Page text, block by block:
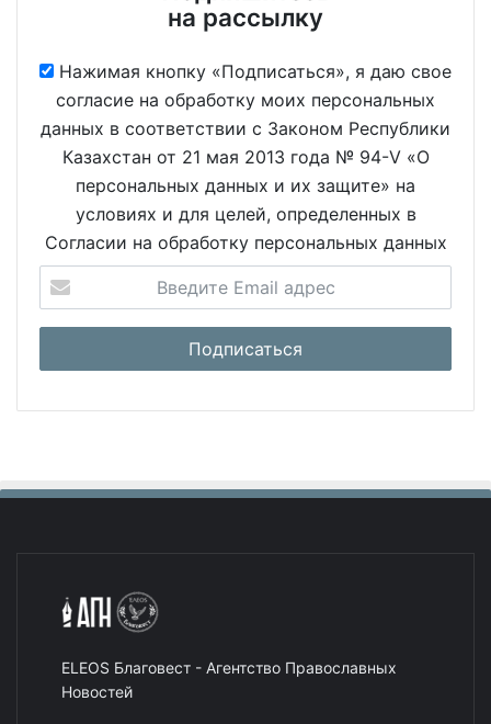
на рассылку
Нажимая кнопку «Подписаться», я даю свое
согласие на обработку моих персональных
данных в соответствии с Законом Республики
Казахстан от 21 мая 2013 года № 94-V «О
персональных данных и их защите» на
условиях и для целей, определенных в
Согласии на обработку персональных данных
ELEOS Благовест - Агентство Православных
Новостей